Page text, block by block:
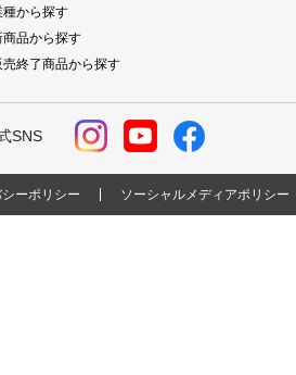
種から探す
商品から探す
売終了商品から探す
SNS
ーポリシー ソーシャルメディアポリシー